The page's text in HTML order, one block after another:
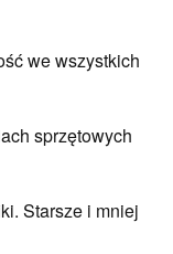
we wszystkich
sprzętowych
Starsze i mniej